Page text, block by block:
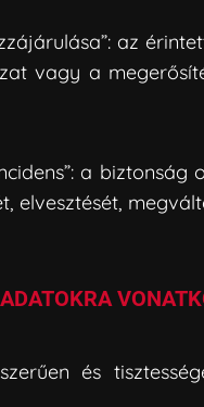
az
vagy a
a
elvesztését,
és